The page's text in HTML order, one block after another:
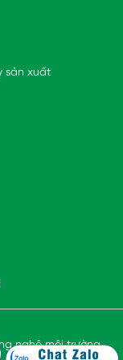
sản xuất
nghệ môi trường